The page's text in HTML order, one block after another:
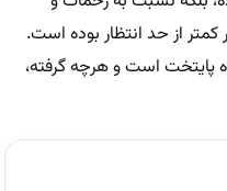
از حد انتظار بوده است.
پایتخت است و هرچه گرفته،